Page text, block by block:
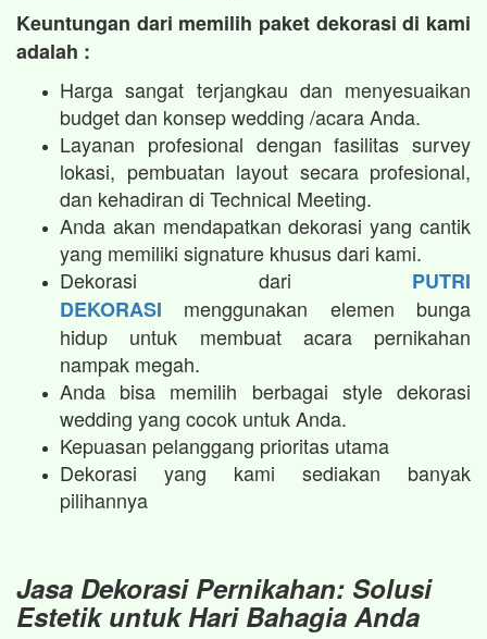
Keuntungan dari memilih paket dekorasi di kami
adalah :
Harga sangat terjangkau dan menyesuaikan
budget dan konsep wedding /acara Anda.
Layanan profesional dengan fasilitas survey
lokasi, pembuatan layout secara profesional,
dan kehadiran di Technical Meeting.
Anda akan mendapatkan dekorasi yang cantik
yang memiliki signature khusus dari kami.
Dekorasi dari PUTRI
DEKORASI menggunakan elemen bunga
hidup untuk membuat acara pernikahan
nampak megah.​
Anda bisa memilih berbagai style dekorasi
wedding yang cocok untuk Anda.
Kepuasan pelanggang prioritas utama
Dekorasi yang kami sediakan banyak
pilihannya
Jasa Dekorasi Pernikahan: Solusi
Estetik untuk Hari Bahagia Anda